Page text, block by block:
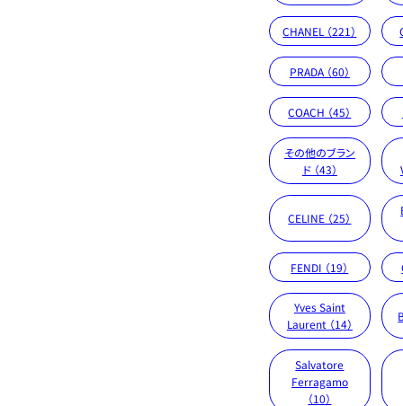
CHANEL （221）
PRADA （60）
COACH （45）
その他のブラン
ド （43）
CELINE （25）
FENDI （19）
Yves Saint
Laurent （14）
Salvatore
Ferragamo
（10）